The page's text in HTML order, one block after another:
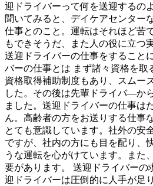
迎ドライバーって何を送迎するの
聞いてみると、デイケアセンター
仕事とのこと。運転はそれほど苦
もできそうだ、また人の役に立つ
送迎ドライバーの仕事をすること
バーの仕事とは まず諸々資格を取
資格取得補助制度もあり、スムー
した。その後は先輩ドライバ―か
ました。送迎ドライバーの仕事は
ん。高齢者の方をお送りする仕事
とても意識しています。社外の安
ですが、社内の方にも目を配り、
うな運転を心がけています。また
要があります。 送迎ドライバーの
迎ドライバーは圧倒的に人手が足